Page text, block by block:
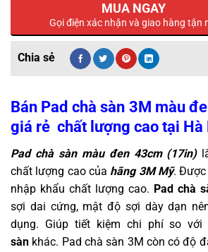
MUA NGAY
Gọi điện xác nhận và giao hàng tận
Bán Pad chà sàn 3M màu
giá rẻ chất lượng cao tại Hà
Pad chà sàn màu đen 43cm (17in)
chất lượng cao của hãng 3M Mỹ. Được
nhập khẩu chất lượng cao. Pad chà
sợi dai cứng, mật độ sợi dày dạn
dụng. Giúp tiết kiệm chi phí so với
sàn khác. Pad chà sàn 3M còn có độ